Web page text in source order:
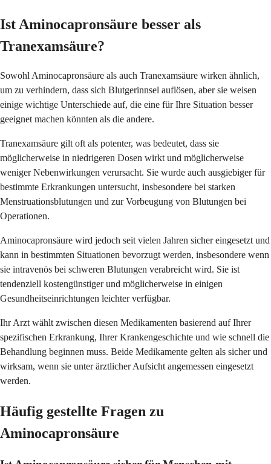
Ist Aminocapronsäure besser als
Tranexamsäure?
Sowohl Aminocapronsäure als auch Tranexamsäure wirken ähnlich,
um zu verhindern, dass sich Blutgerinnsel auflösen, aber sie weisen
einige wichtige Unterschiede auf, die eine für Ihre Situation besser
geeignet machen könnten als die andere.
Tranexamsäure gilt oft als potenter, was bedeutet, dass sie
möglicherweise in niedrigeren Dosen wirkt und möglicherweise
weniger Nebenwirkungen verursacht. Sie wurde auch ausgiebiger für
bestimmte Erkrankungen untersucht, insbesondere bei starken
Menstruationsblutungen und zur Vorbeugung von Blutungen bei
Operationen.
Aminocapronsäure wird jedoch seit vielen Jahren sicher eingesetzt und
kann in bestimmten Situationen bevorzugt werden, insbesondere wenn
sie intravenös bei schweren Blutungen verabreicht wird. Sie ist
tendenziell kostengünstiger und möglicherweise in einigen
Gesundheitseinrichtungen leichter verfügbar.
Ihr Arzt wählt zwischen diesen Medikamenten basierend auf Ihrer
spezifischen Erkrankung, Ihrer Krankengeschichte und wie schnell die
Behandlung beginnen muss. Beide Medikamente gelten als sicher und
wirksam, wenn sie unter ärztlicher Aufsicht angemessen eingesetzt
werden.
Häufig gestellte Fragen zu
Aminocapronsäure